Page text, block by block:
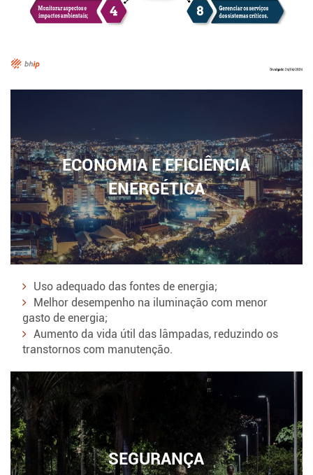
ECONOMIA E EFICIÊNCIA
ENERGÉTICA
Uso adequado das fontes de energia;
Melhor desempenho na iluminação com menor
gasto de energia;
Aumento da vida útil das lâmpadas, reduzindo os
transtornos com manutenção.
SEGURANÇA